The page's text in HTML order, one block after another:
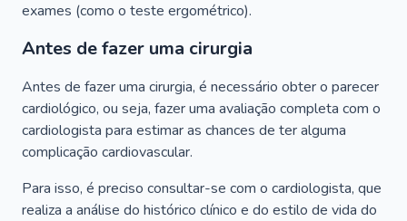
exames (como o teste ergométrico).
Antes de fazer uma cirurgia
Antes de fazer uma cirurgia, é necessário obter o parecer
cardiológico, ou seja, fazer uma avaliação completa com o
cardiologista para estimar as chances de ter alguma
complicação cardiovascular.
Para isso, é preciso consultar-se com o cardiologista, que
realiza a análise do histórico clínico e do estilo de vida do